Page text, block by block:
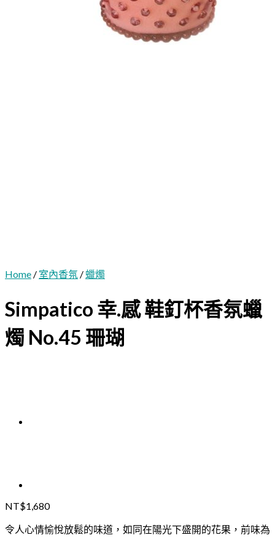
Home / 室內香氛 / 蠟燭
Simpatico 幸.感 鞋釘杯香氛蠟
燭 No.45 珊瑚
NT$1,680
令人心情愉悅放鬆的味道，如同在陽光下盛開的花果，前味為